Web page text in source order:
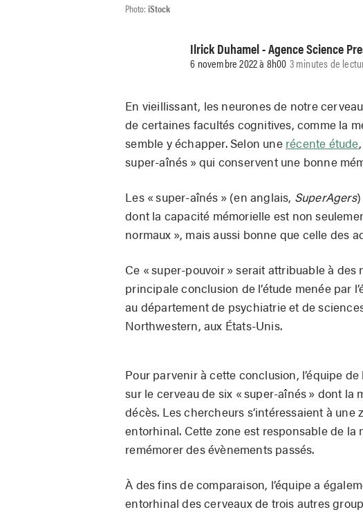
Photo:iStock
Ilrick Duhamel - Agence Science
6 novembre 2022 à 8h00 3 minutes de
En vieillissant, les neurones de notre
de certaines facultés cognitives, comme la
semble y échapper. Selon une récente étude
super-aînés » qui conservent une bonne
Les « super-aînés » (en anglais, SuperAgers
dont la capacité mémorielle est non
normaux », mais aussi bonne que celle des
Ce « super-pouvoir » serait attribuable à des
principale conclusion de l’étude menée par
au département de psychiatrie et de
Northwestern, aux États-Unis.
Pour parvenir à cette conclusion, l’équipe
sur le cerveau de six « super-aînés » dont la
décès. Les chercheurs s’intéressaient à
entorhinal. Cette zone est responsable de
remémorer des évènements passés.
À des fins de comparaison, l’équipe a
entorhinal des cerveaux de trois autres